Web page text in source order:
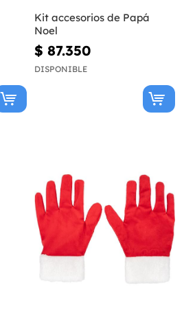
Kit accesorios de Papá
Noel
$ 87.350
DISPONIBLE